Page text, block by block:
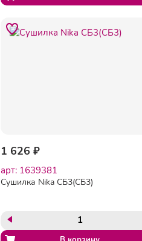
1 626 ₽
арт: 1639381
Сушилка Nika СБ3(СБ3)